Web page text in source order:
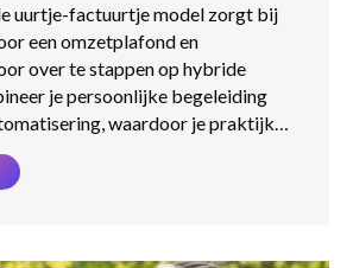
uurtje-factuurtje model zorgt bij
een omzetplafond en
over te stappen op hybride
je persoonlijke begeleiding
waardoor je praktijk…